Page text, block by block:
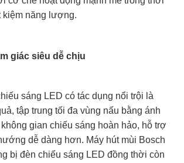
kiệm năng lượng.
giác siêu dễ chịu
sáng LED có tác dụng nổi trội là
tập trung tối đa vùng nấu bằng ánh
gian chiếu sáng hoàn hảo, hỗ trợ
dễ dàng hơn. Máy hút mùi Bosch
bị đèn chiếu sáng LED đồng thời còn